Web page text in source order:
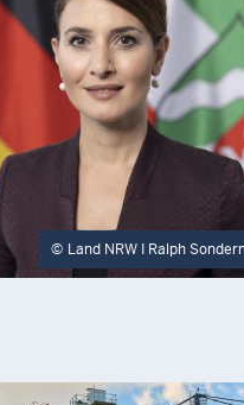
Land NRW I Ralph